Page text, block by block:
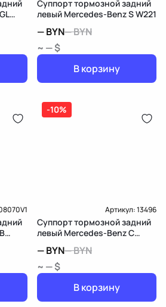
Суппорт тормозной задний
левый Mercedes-Benz S W221
—BYN—BYN
~ — $
В корзину
-10%
Артикул:13496
Суппорт тормозной задний
левый Mercedes-Benz C
—BYN—BYN
~ — $
В корзину